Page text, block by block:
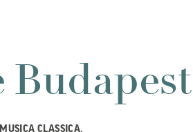
Budapest
CLASSICA,